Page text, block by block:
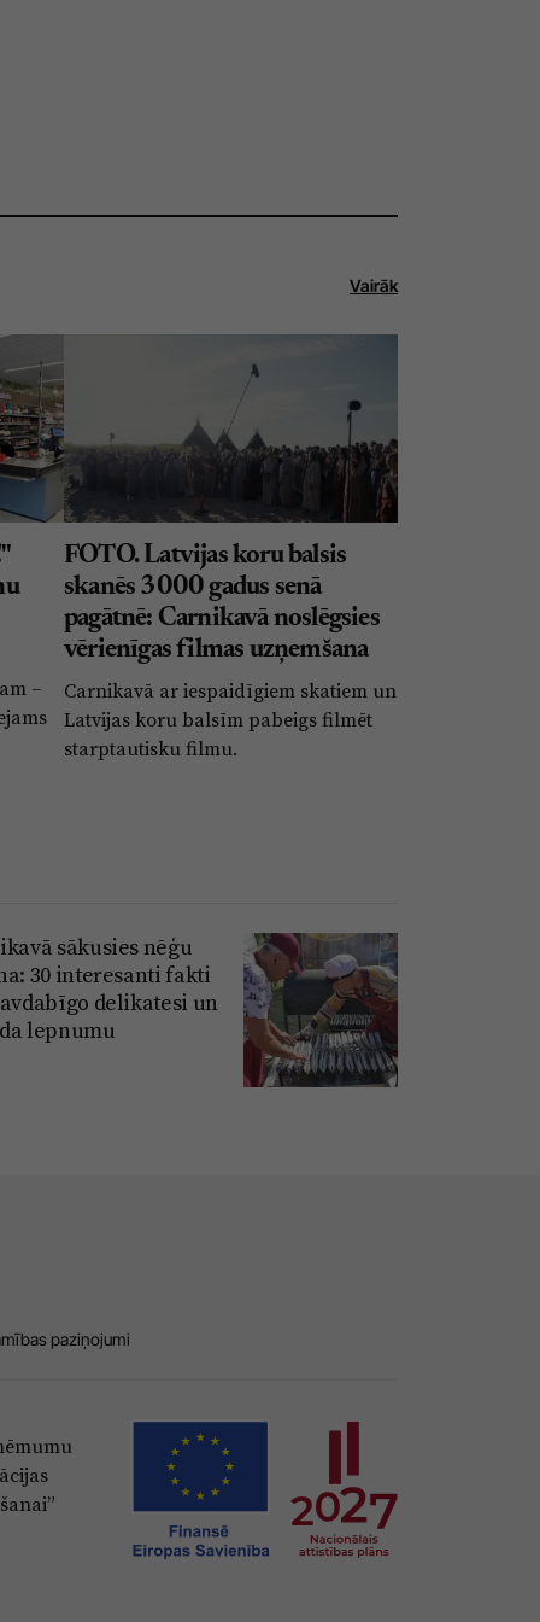
Vairāk
–
FOTO. Latvijas koru balsis
skanēs 3000 gadus senā
pagātnē: Carnikavā noslēgsies
vērienīgas filmas uzņemšana
Carnikavā ar iespaidīgiem skatiem un
Latvijas koru balsīm pabeigs filmēt
starptautisku filmu.
sākusies nēģu
30 interesanti fakti
delikatesi un
lepnumu
paziņojumi